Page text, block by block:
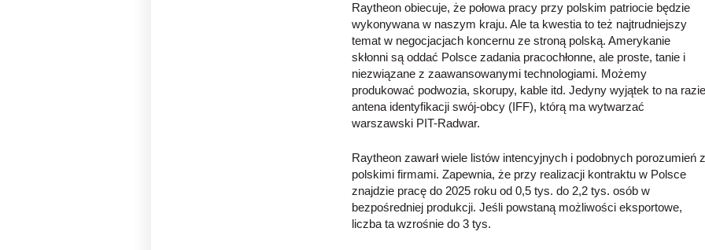
Raytheon obiecuje, że połowa pracy przy polskim patriocie będzie
wykonywana w naszym kraju. Ale ta kwestia to też najtrudniejszy
temat w negocjacjach koncernu ze stroną polską. Amerykanie
skłonni są oddać Polsce zadania pracochłonne, ale proste, tanie i
niezwiązane z zaawansowanymi technologiami. Możemy
produkować podwozia, skorupy, kable itd. Jedyny wyjątek to na razie
antena identyfikacji swój-obcy (IFF), którą ma wytwarzać
warszawski PIT-Radwar.
Raytheon zawarł wiele listów intencyjnych i podobnych porozumień z
polskimi firmami. Zapewnia, że przy realizacji kontraktu w Polsce
znajdzie pracę do 2025 roku od 0,5 tys. do 2,2 tys. osób w
bezpośredniej produkcji. Jeśli powstaną możliwości eksportowe,
liczba ta wzrośnie do 3 tys.